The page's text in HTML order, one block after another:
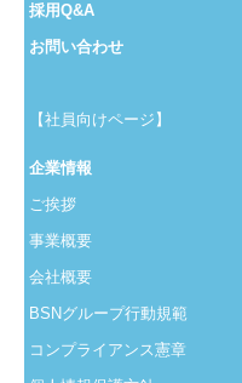
求人情報
お仕事紹介
先輩紹介・インタビュー
募集要項
採用Q＆A
採用Q&A
お問い合わせ
【社員向けページ】
企業情報
ご挨拶
事業概要
会社概要
BSNグループ行動規範
コンプライアンス憲章